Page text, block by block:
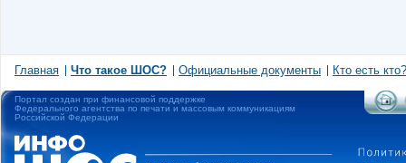
Главная Что такое ШОС? Официальные документы Кто есть кто?
Портал создан при финансовой поддержке
Федерального агентства по печати и массовым коммуникациям
Российской Федерации